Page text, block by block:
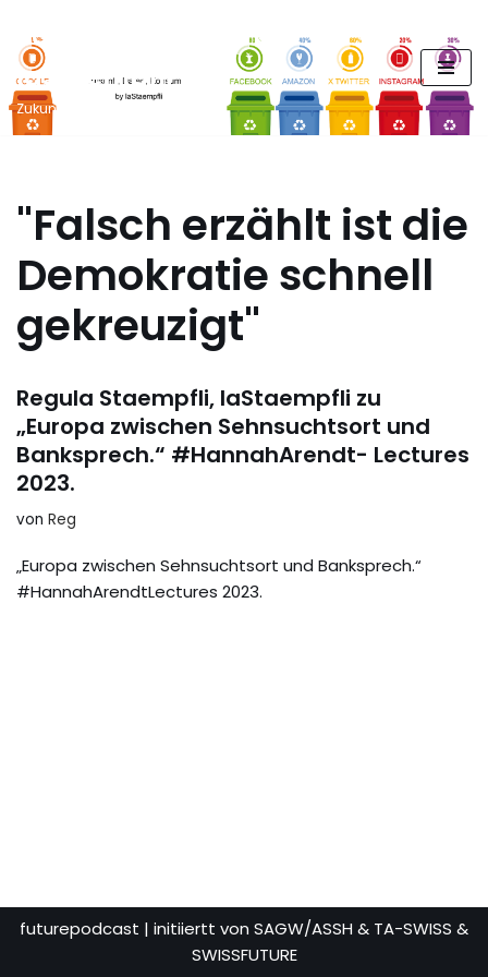
Zum
Inhalt
springen
FUTURE PODCAST by
laStaempfli
Zukunft, Daten, Konsum
"Falsch erzählt ist die
Demokratie schnell
gekreuzigt"
Regula Staempfli, laStaempfli zu
„Europa zwischen Sehnsuchtsort und
Banksprech.“ #HannahArendt- Lectures
2023.
von Reg
„Europa zwischen Sehnsuchtsort und Banksprech.“
#HannahArendtLectures 2023.
futurepodcast | initiiertt von SAGW/ASSH & TA-SWISS &
SWISSFUTURE